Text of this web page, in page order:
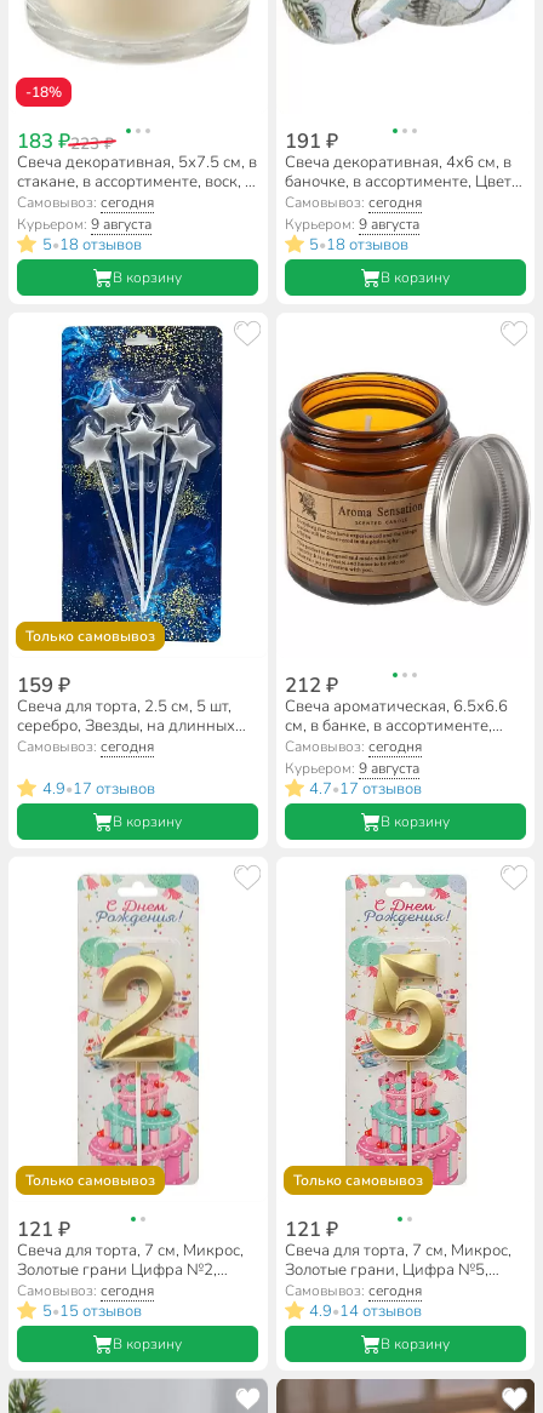
-18%
183 ₽223 ₽
Свеча декоративная, 5х7.5 см, в
стакане, в ассортименте, воск, с
лепестками цветов, А030168
Самовывоз:сегодня
Курьером:9 августа
5•18 отзывов
В корзину
191 ₽
Свеча декоративная, 4х6 см, в
баночке, в ассортименте, Цветы,
Y6-10620/A330007
Самовывоз: сегодня
Курьером: 9 августа
5•18 отзывов
В корзину
Только самовывоз
159 ₽
Свеча для торта, 2.5 см, 5 шт,
серебро, Звезды, на длинных
шпажках, Ч53180
Самовывоз:сегодня
4.9•17 отзывов
В корзину
212 ₽
Свеча ароматическая, 6.5х6.6
см, в банке, в ассортименте,
Бамбук, воск, А030144
Самовывоз: сегодня
Курьером: 9 августа
4.7•17 отзывов
В корзину
Только самовывоз
121 ₽
Свеча для торта, 7 см, Микрос,
Золотые грани Цифра №2,
Ч54379
Самовывоз:сегодня
5•15 отзывов
В корзину
Только самовывоз
121 ₽
Свеча для торта, 7 см, Микрос,
Золотые грани, Цифра №5,
Ч54382
Самовывоз: сегодня
4.9•14 отзывов
В корзину